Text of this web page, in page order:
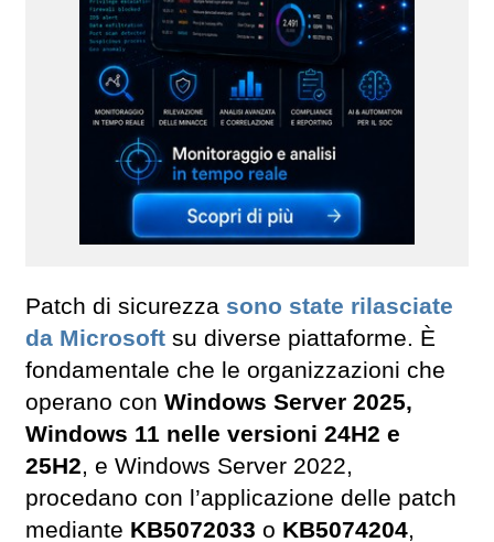
Patch di sicurezza sono state rilasciate
da Microsoft su diverse piattaforme. È
fondamentale che le organizzazioni che
operano con Windows Server 2025,
Windows 11 nelle versioni 24H2 e
25H2, e Windows Server 2022,
procedano con l’applicazione delle patch
mediante KB5072033 o KB5074204,